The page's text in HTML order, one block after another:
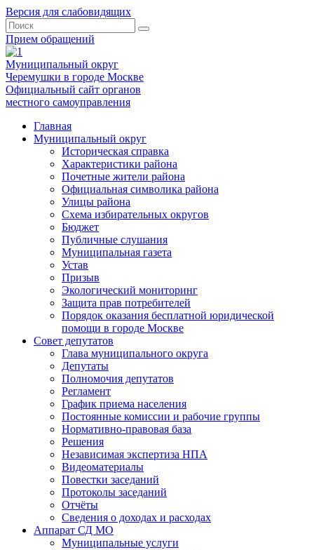
Версия для слабовидящих
Прием обращений
Муниципальный округ
Черемушки в городе Москве
Официальный сайт органов
местного самоуправления
Главная
Муниципальный округ
Историческая справка
Характеристики района
Почетные жители района
Официальная символика района
Улицы района
Схема избирательных округов
Бюджет
Публичные слушания
Муниципальная газета
Устав
Призыв
Экологический мониторинг
Защита прав потребителей
Порядок оказания бесплатной юридической
помощи в городе Москве
Совет депутатов
Глава муниципального округа
Депутаты
Полномочия депутатов
Регламент
График приема населения
Постоянные комиссии и рабочие группы
Нормативно-правовая база
Решения
Независимая экспертиза НПА
Видеоматериалы
Повестки заседаний
Протоколы заседаний
Отчёты
Сведения о доходах и расходах
Аппарат СД МО
Муниципальные услуги